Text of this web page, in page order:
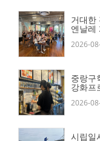
거대한
엔날레
2026-
중랑구
강화프
2026-
시립일